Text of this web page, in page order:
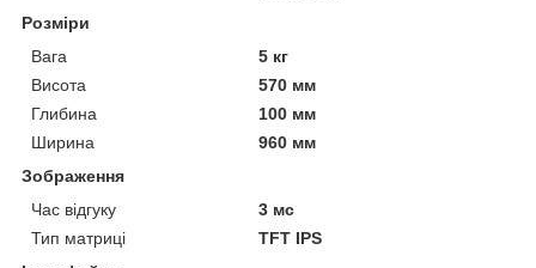
Розміри
Вага
5 кг
Висота
570 мм
Глибина
100 мм
Ширина
960 мм
Зображення
Час відгуку
3 мс
Тип матриці
TFT IPS